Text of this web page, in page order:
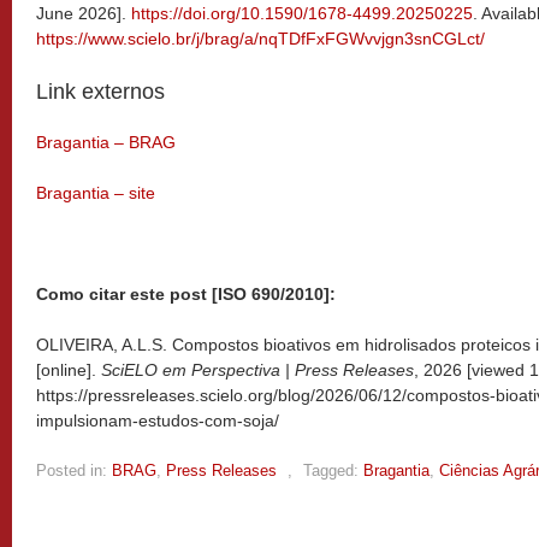
June 2026]. https://doi.org/10.1590/1678-4499.20250225 .
https://www.scielo.br/j/brag/a/nqTDfFxFGWvvjgn3snCGLct/
Link externos
Bragantia – BRAG
Bragantia – site
Como citar este post [ISO 690/2010]:
OLIVEIRA, A.L.S. Compostos bioativos em hidrolisados
[online]. SciELO em Perspectiva | Press Releases , 2026 [viewed
https://pressreleases.scielo.org/blog/2026/06/12/compostos-
impulsionam-estudos-com-soja/
Posted in: BRAG, Press Releases , Tagged: Bragantia, Ciências